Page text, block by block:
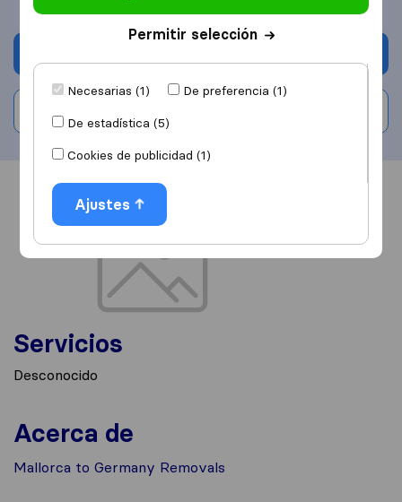
Información Valoraciones
Servicios
Desconocido
Acerca de
Mallorca to Germany Removals
Permitir selección
Necesarias (1)
De preferencia (1)
De estadística (5)
Cookies de publicidad (1)
Ajustes